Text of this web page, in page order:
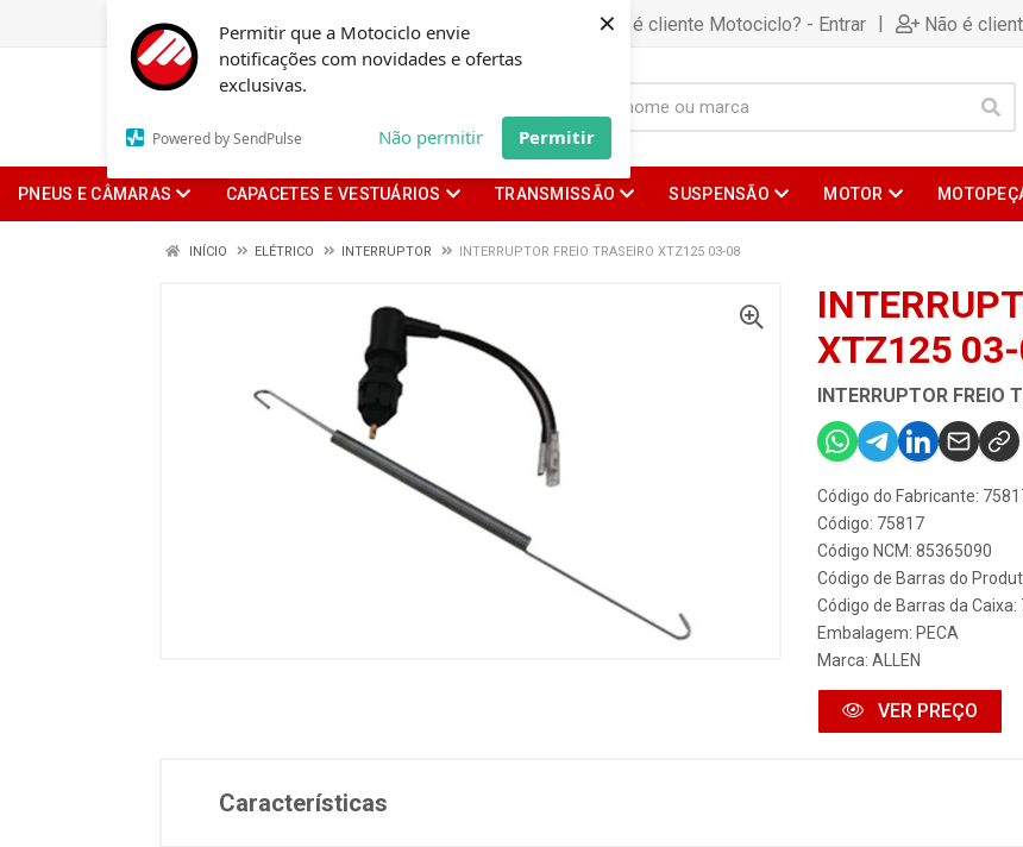
Permitir que a Motociclo envie
notificações com novidades e ofertas
exclusivas.
Powered by SendPulse Não permitir Permitir
×Já é cliente Motociclo? - Entrar | Não é
PNEUS E CÂMARAS CAPACETES E VESTUÁRIOS TRANSMISSÃO SUSPENSÃO MOTOR
INÍCIO ELÉTRICO INTERRUPTOR INTERRUPTOR FREIO TRASEIRO XTZ125 03-08
XTZ125
INTERRUPTOR FREIO
Código do Fabricante:
Código: 75817
Código NCM: 85365090
Código de Barras do
Código de Barras da
Embalagem: PECA
Marca: ALLEN
VER PREÇO
Características